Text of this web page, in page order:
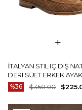
İTALYAN STIL IÇ DIŞ
DERI SÜET ERKEK
TABA T15211-24
%36 $350.00